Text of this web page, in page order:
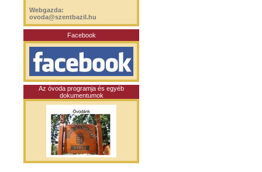
Webgazda:
ovoda@szentbazil.hu
Facebook
Az óvoda programja és egyéb
dokumentumok